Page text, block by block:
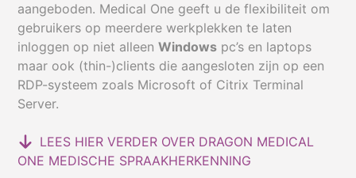
aangeboden. Medical One geeft u de flexibiliteit om
gebruikers op meerdere werkplekken te laten
inloggen op niet alleenWindows pc’s en laptops
maar ook (thin-)clients die aangesloten zijn op een
RDP-systeem zoals Microsoft of Citrix Terminal
Server.
LEES HIER VERDER OVER DRAGON MEDICAL
ONE MEDISCHE SPRAAKHERKENNING